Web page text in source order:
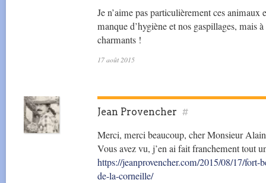
Je n’aime pas particulièrement ces
manque d’hygiène et nos gaspillages, mais
charmants !
17 août 2015
Jean Provencher #
Merci, merci beaucoup, cher Monsieur
Vous avez vu, j’en ai fait franchement tout
https://jeanprovencher.com/2015/08/17/fort-
de-la-corneille/